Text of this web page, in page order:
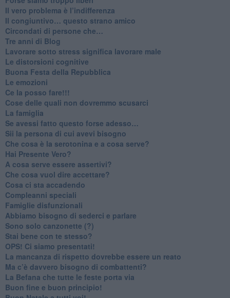
​Il vero problema è l’indifferenza
​Il congiuntivo… questo strano amico
​Circondati di persone che…
​Tre anni di Blog
​Lavorare sotto stress significa lavorare male
​Le distorsioni cognitive
​Buona Festa della Repubblica
Le emozioni
​Ce la posso fare!!!
​Cose delle quali non dovremmo scusarci
​La famiglia
​Se avessi fatto questo forse adesso…
​Sii la persona di cui avevi bisogno
Che cosa è la serotonina e a cosa serve?
​Hai Presente Vero?
A cosa serve essere assertivi?
​Che cosa vuol dire accettare?
​Cosa ci sta accadendo
​Compleanni speciali
​Famiglie disfunzionali
​Abbiamo bisogno di sederci e parlare
Sono solo canzonette (?)
​Stai bene con te stesso?
​OPS! Ci siamo presentati!
​La mancanza di rispetto dovrebbe essere un reato
​Ma c’è davvero bisogno di combattenti?
​La Befana che tutte le feste porta via
Buon fine e buon principio!